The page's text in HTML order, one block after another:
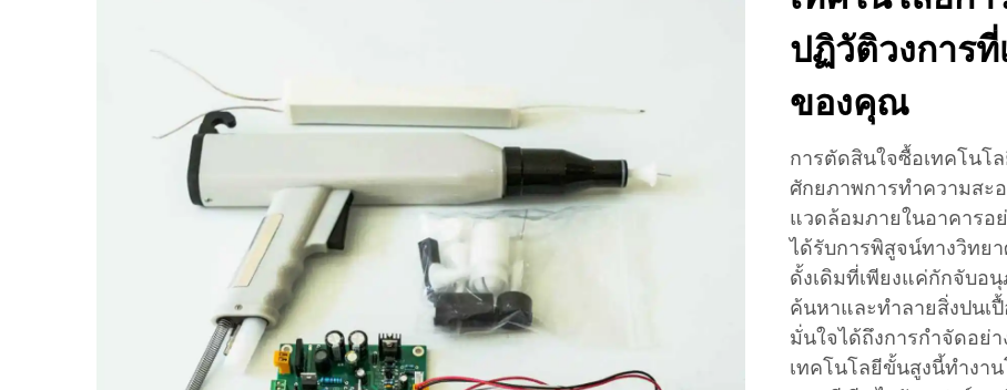
ปฏิวัติวงการ
ของคุณ
การตัดสินใจซื้อเทคโนโ
ศักยภาพการทำความสะ
แวดล้อมภายในอาคารอ
ได้รับการพิสูจน์ทางวิทย
ดั้งเดิมที่เพียงแค่กักจับอ
ค้นหาและทำลายสิ่งปนเ
มั่นใจได้ถึงการกำจัดอย่
เทคโนโลยีขั้นสูงนี้ทำงา